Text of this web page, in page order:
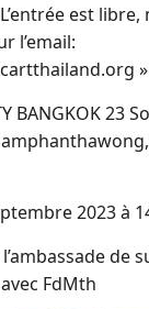
est
l’email:
BANGKOK 23
2023 à
de
FdMth